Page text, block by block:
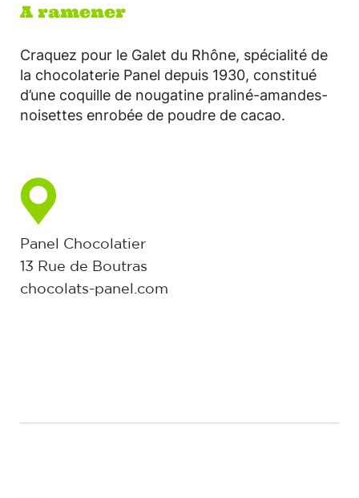
A ramener
Craquez pour le Galet du Rhône, spécialité de
la chocolaterie Panel depuis 1930, constitué
d’une coquille de nougatine praliné-amandes-
noisettes enrobée de poudre de cacao.
Panel Chocolatier
13 Rue de Boutras
chocolats-panel.com